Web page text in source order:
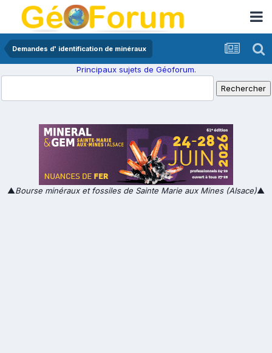
Demandes d' identification de minéraux
Principaux sujets de Géoforum.
▲Bourse minéraux et fossiles de Sainte Marie aux Mines (Alsace)▲